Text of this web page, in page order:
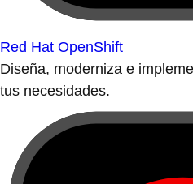
Red Hat OpenShift
Diseña, moderniza e
tus necesidades.